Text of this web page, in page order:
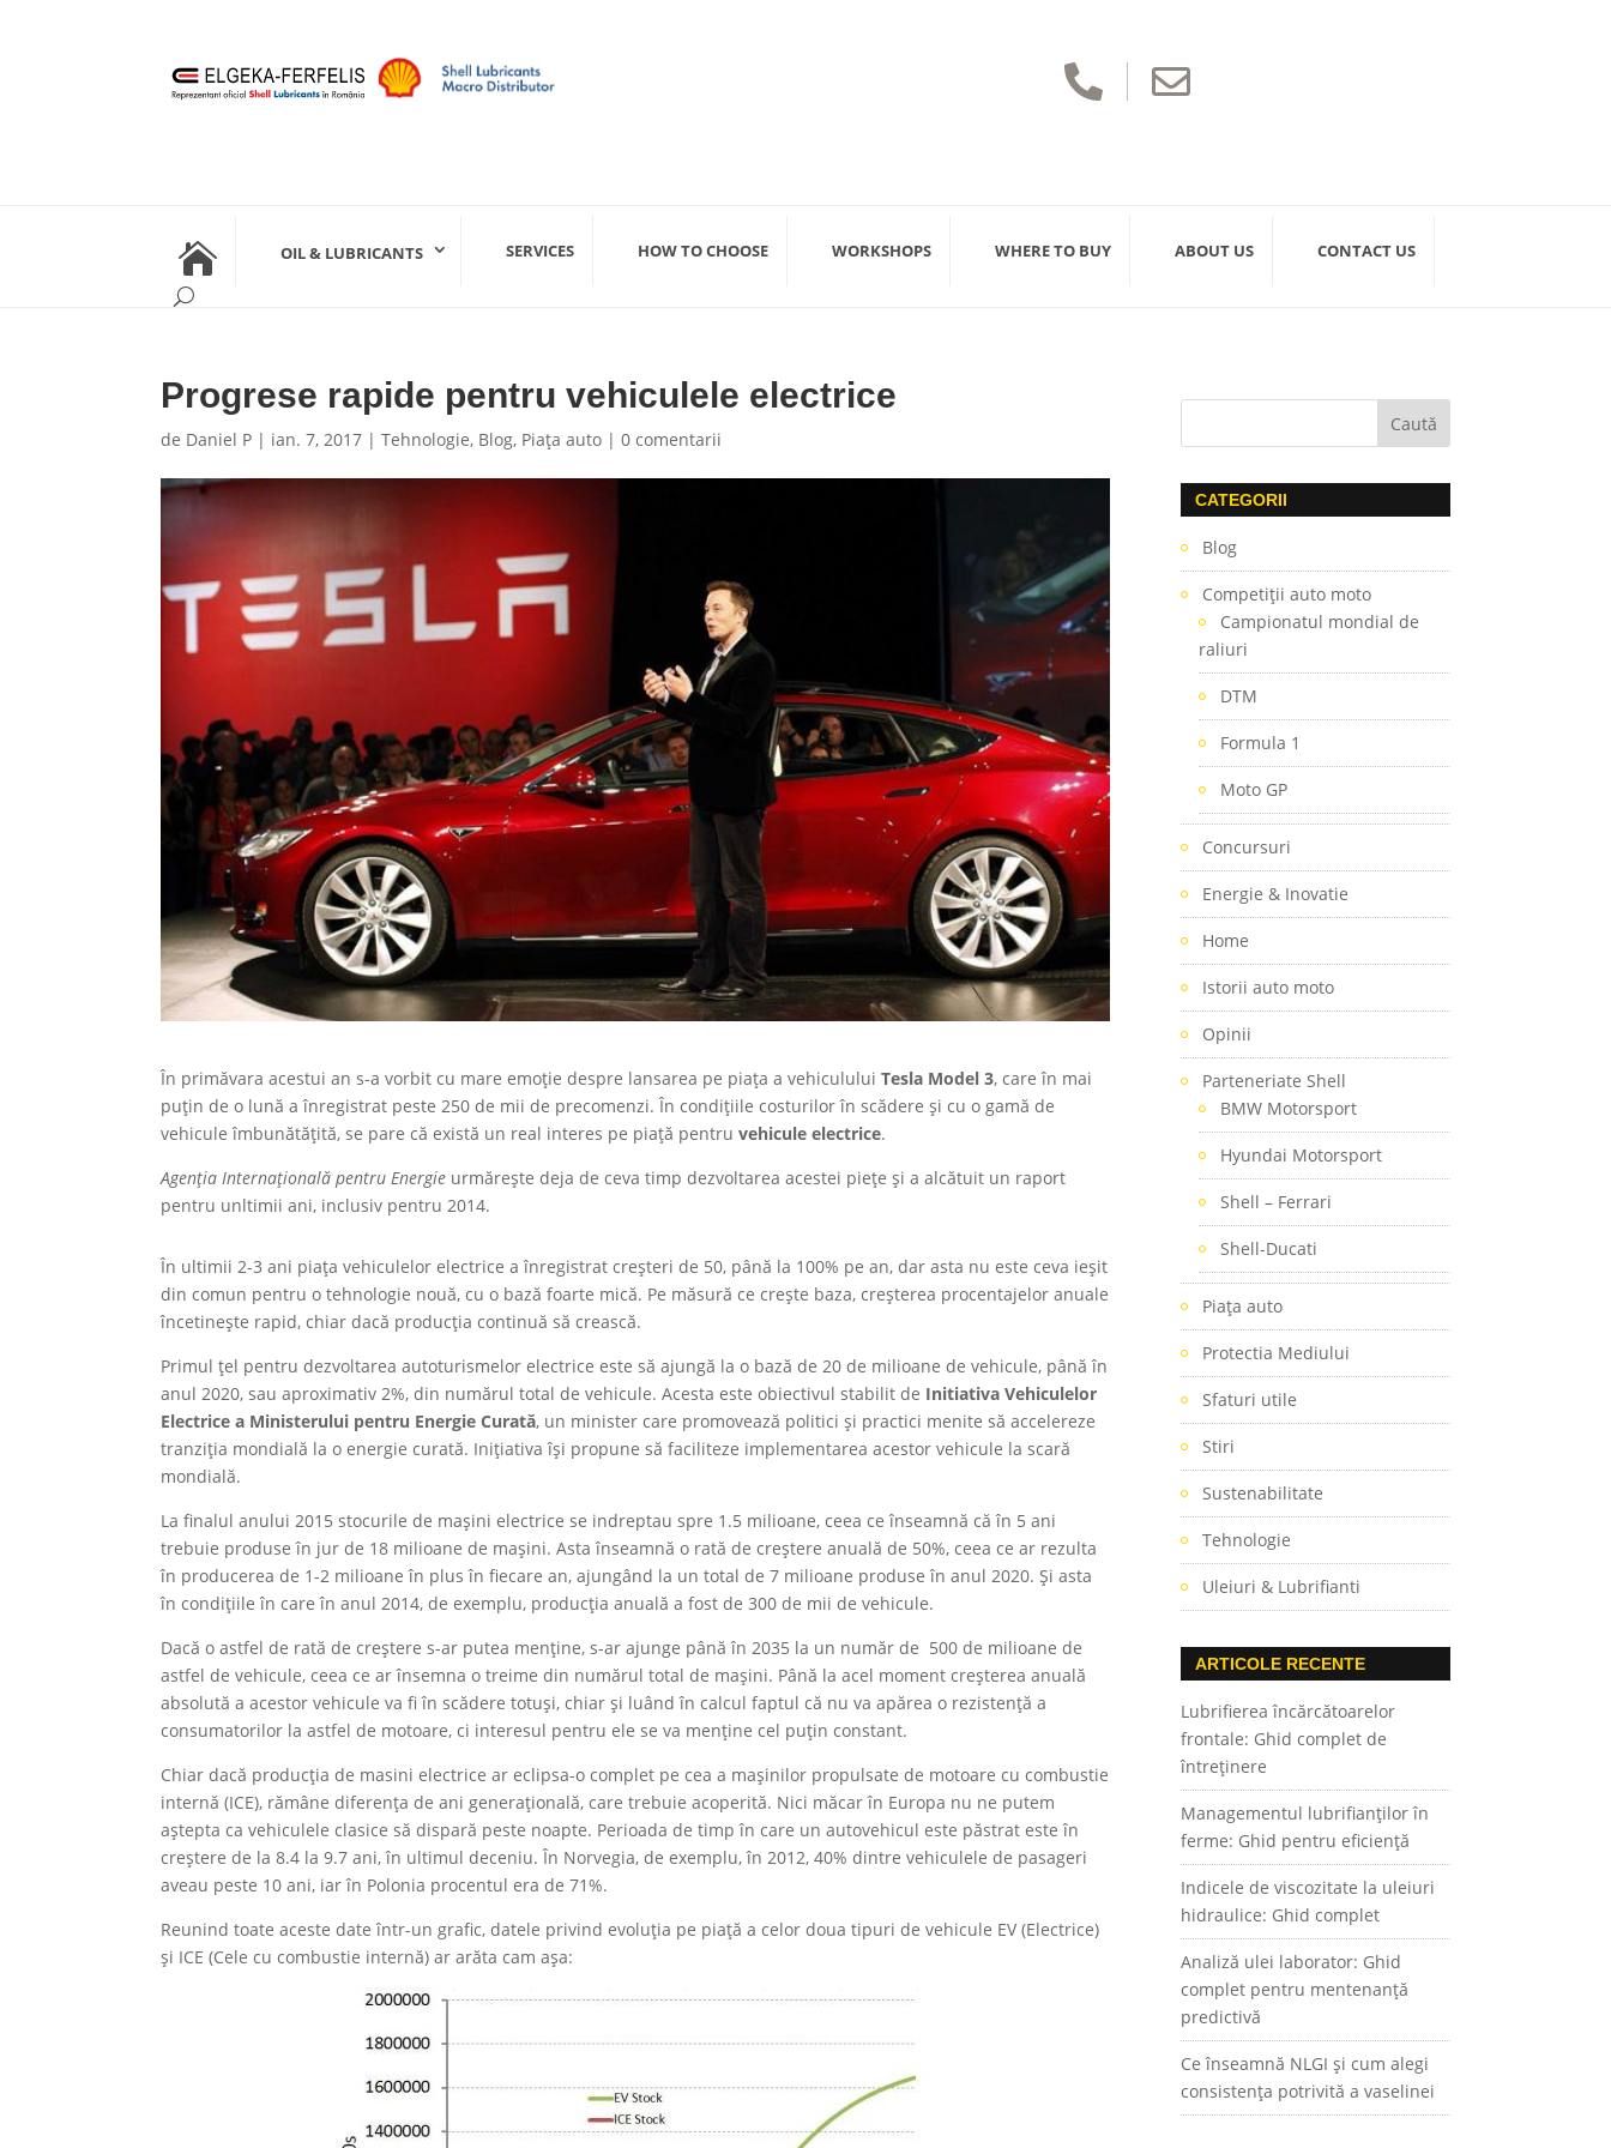
 
 OIL & LUBRICANTS SERVICES HOW TO CHOOSE WORKSHOPS WHERE TO BUY ABOUT US CONTACT US
Progrese rapide pentru vehiculele electrice
de Daniel P | ian. 7, 2017 |Tehnologie, Blog, Piaţa auto |0 comentarii
În primăvara acestui an s-a vorbit cu mare emoție despre lansarea pe piața a vehicululuiTesla Model 3, care în mai
puțin de o lună a înregistrat peste 250 de mii de precomenzi. În condițiile costurilor în scădere și cu o gamă de
vehicule îmbunătățită, se pare că există un real interes pe piață pentruvehicule electrice.
Agenția Internațională pentru Energie urmărește deja de ceva timp dezvoltarea acestei piețe și a alcătuit un raport
pentru unltimii ani, inclusiv pentru 2014.
În ultimii 2-3 ani piața vehiculelor electrice a înregistrat creșteri de 50, până la 100% pe an, dar asta nu este ceva ieșit
din comun pentru o tehnologie nouă, cu o bază foarte mică. Pe măsură ce crește baza, creșterea procentajelor anuale
încetinește rapid, chiar dacă producția continuă să crească.
Primul țel pentru dezvoltarea autoturismelor electrice este să ajungă la o bază de 20 de milioane de vehicule, până în
anul 2020, sau aproximativ 2%, din numărul total de vehicule. Acesta este obiectivul stabilit de Initiativa Vehiculelor
Electrice a Ministerului pentru Energie Curată, un minister care promovează politici și practici menite să accelereze
tranziția mondială la o energie curată. Inițiativa își propune să faciliteze implementarea acestor vehicule la scară
mondială.
La finalul anului 2015 stocurile de mașini electrice se indreptau spre 1.5 milioane, ceea ce înseamnă că în 5 ani
trebuie produse în jur de 18 milioane de mașini. Asta înseamnă o rată de creștere anuală de 50%, ceea ce ar rezulta
în producerea de 1-2 milioane în plus în fiecare an, ajungând la un total de 7 milioane produse în anul 2020. Și asta
în condițiile în care în anul 2014, de exemplu, producția anuală a fost de 300 de mii de vehicule.
Dacă o astfel de rată de creștere s-ar putea menține, s-ar ajunge până în 2035 la un număr de 500 de milioane de
astfel de vehicule, ceea ce ar însemna o treime din numărul total de mașini. Până la acel moment creșterea anuală
absolută a acestor vehicule va fi în scădere totuși, chiar și luând în calcul faptul că nu va apărea o rezistență a
consumatorilor la astfel de motoare, ci interesul pentru ele se va menține cel puțin constant.
Chiar dacă producția de masini electrice ar eclipsa-o complet pe cea a mașinilor propulsate de motoare cu combustie
internă (ICE), rămâne diferența de ani generațională, care trebuie acoperită. Nici măcar în Europa nu ne putem
aștepta ca vehiculele clasice să dispară peste noapte. Perioada de timp în care un autovehicul este păstrat este în
creștere de la 8.4 la 9.7 ani, în ultimul deceniu. În Norvegia, de exemplu, în 2012, 40% dintre vehiculele de pasageri
aveau peste 10 ani, iar în Polonia procentul era de 71%.
Reunind toate aceste date într-un grafic, datele privind evoluția pe piață a celor doua tipuri de vehicule EV (Electrice)
și ICE (Cele cu combustie internă) ar arăta cam așa:
CATEGORII
Blog
Competiţii auto moto
Campionatul mondial de
raliuri
DTM
Formula 1
Moto GP
Concursuri
Energie & Inovatie
Home
Istorii auto moto
Opinii
Parteneriate Shell
BMW Motorsport
Hyundai Motorsport
Shell – Ferrari
Shell-Ducati
Piaţa auto
Protectia Mediului
Sfaturi utile
Stiri
Sustenabilitate
Tehnologie
Uleiuri & Lubrifianti
ARTICOLE RECENTE
Lubrifierea încărcătoarelor
frontale: Ghid complet de
întreținere
Managementul lubrifianților în
ferme: Ghid pentru eficiență
Indicele de viscozitate la uleiuri
hidraulice: Ghid complet
Analiză ulei laborator: Ghid
complet pentru mentenanță
predictivă
Ce înseamnă NLGI și cum alegi
consistența potrivită a vaselinei